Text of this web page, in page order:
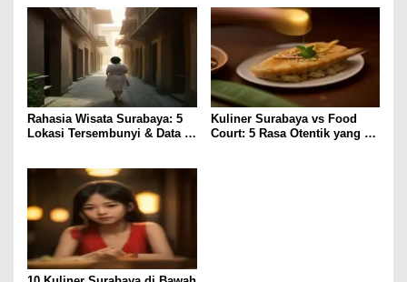
Rahasia Wisata Surabaya: 5
Lokasi Tersembunyi & Data
Kuliner Surabaya vs Food
Court: 5 Rasa Otentik yang